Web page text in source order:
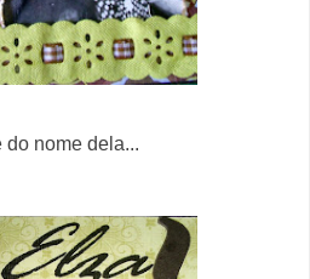
do nome dela...